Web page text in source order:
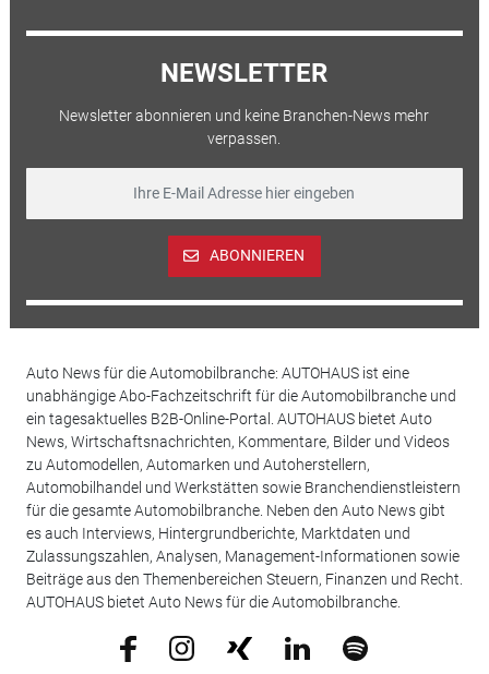
NEWSLETTER
Newsletter abonnieren und keine Branchen-News mehr
verpassen.
ABONNIEREN
Auto News für die Automobilbranche: AUTOHAUS ist eine
unabhängige Abo-Fachzeitschrift für die Automobilbranche und
ein tagesaktuelles B2B-Online-Portal. AUTOHAUS bietet Auto
News, Wirtschaftsnachrichten, Kommentare, Bilder und Videos
zu Automodellen, Automarken und Autoherstellern,
Automobilhandel und Werkstätten sowie Branchendienstleistern
für die gesamte Automobilbranche. Neben den Auto News gibt
es auch Interviews, Hintergrundberichte, Marktdaten und
Zulassungszahlen, Analysen, Management-Informationen sowie
Beiträge aus den Themenbereichen Steuern, Finanzen und Recht.
AUTOHAUS bietet Auto News für die Automobilbranche.